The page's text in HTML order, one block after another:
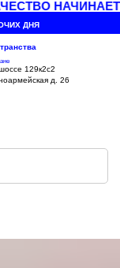
ДНЯ
129к2с2
д. 26